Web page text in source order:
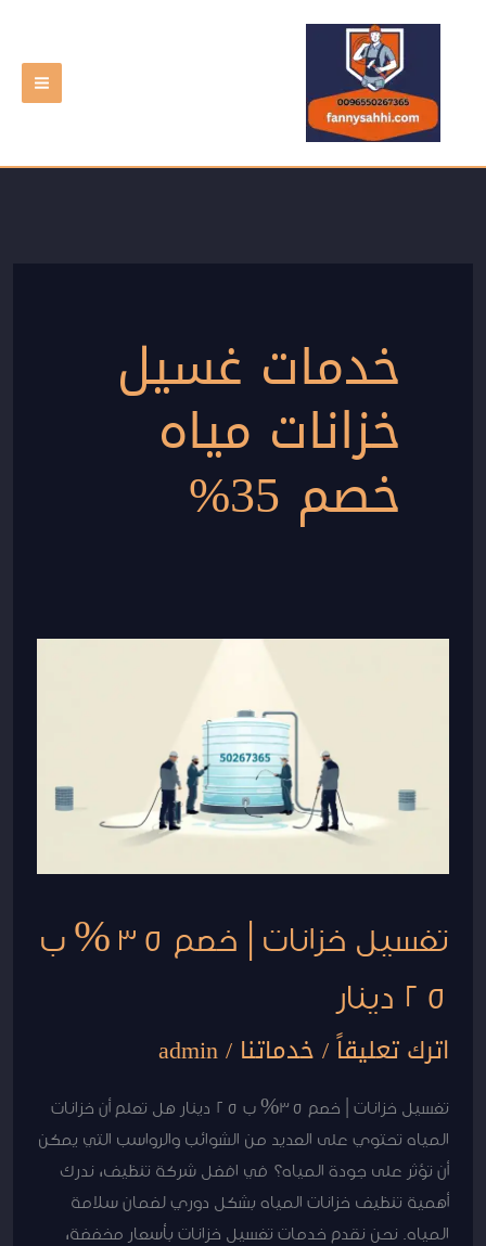
تخطي
المحتوى
خدمات غسيل
خزانات مياه
خصم 35%
تغسيل خزانات | خصم 35 % ب
25 دينار
اترك تعليقاً/خدماتنا /
admin
تغسيل خزانات | خصم 35% ب 25 دينار هل تعلم أن خزانات
المياه تحتوي على العديد من الشوائب والرواسب التي يمكن
أن تؤثر على جودة المياه؟ في افضل شركة تنظيف، ندرك
أهمية تنظيف خزانات المياه بشكل دوري لضمان سلامة
المياه. نحن نقدم خدمات تغسيل خزانات بأسعار مخفضة،
25